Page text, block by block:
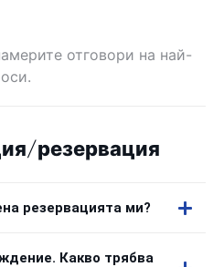
отговори на най-
резервация
резервацията ми?
Какво трябва